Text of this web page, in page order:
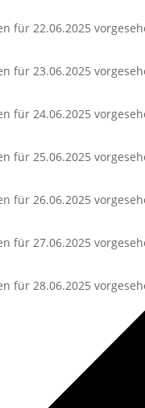
für 22.06.2025
für 23.06.2025
für 24.06.2025
für 25.06.2025
für 26.06.2025
für 27.06.2025
für 28.06.2025